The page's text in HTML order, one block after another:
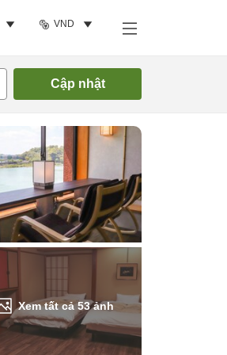
VND
Cập nhật
Xem tất cả53ảnh
Tìm phòng trống